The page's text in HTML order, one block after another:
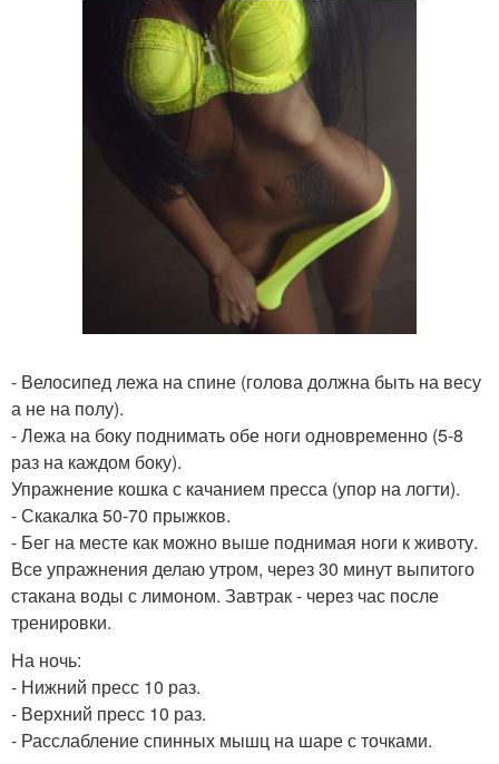
- Велосипед лежа на спине (голова должна быть на весу
а не на полу).
- Лежа на боку поднимать обе ноги одновременно (5-8
раз на каждом боку).
Упражнение кошка с качанием пресса (упор на логти).
- Скакалка 50-70 прыжков.
- Бег на месте как можно выше поднимая ноги к животу.
Все упражнения делаю утром, через 30 минут выпитого
стакана воды с лимоном. Завтрак - через час после
тренировки.
На ночь:
- Нижний пресс 10 раз.
- Верхний пресс 10 раз.
- Расслабление спинных мышц на шаре с точками.